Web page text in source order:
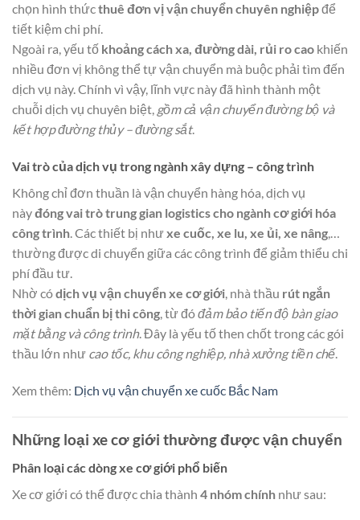
chọn hình thứcthuê đơn vị vận chuyển chuyên nghiệpđể
tiết kiệm chi phí.
Ngoài ra, yếu tố khoảng cách xa, đường dài, rủi ro cao khiến
nhiều đơn vị không thể tự vận chuyển mà buộc phải tìm đến
dịch vụ này. Chính vì vậy, lĩnh vực này đã hình thành một
chuỗi dịch vụ chuyên biệt, gồm cả vận chuyển đường bộ và
kết hợp đường thủy – đường sắt.
Vai trò của dịch vụ trong ngành xây dựng – công trình
Không chỉ đơn thuần là vận chuyển hàng hóa, dịch vụ
nàyđóng vai trò trung gian logistics cho ngành cơ giới hóa
công trình . Các thiết bị nhưxe cuốc, xe lu, xe ủi, xe nâng
thường được di chuyển giữa các công trình để giảm thiểu chi
phí đầu tư.
Nhờ códịch vụ vận chuyển xe cơ giới , nhà thầu rút ngắn
thời gian chuẩn bị thi công , từ đóđảm bảo tiến độ bàn giao
mặt bằng và công trình. Đây là yếu tố then chốt trong các gói
thầu lớn như cao tốc, khu công nghiệp, nhà xưởng tiền chế.
Xem thêm: Dịch vụ vận chuyển xe cuốc Bắc Nam
Những loại xe cơ giới thường được vận chuyển
Phân loại các dòng xe cơ giới phổ biến
Xe cơ giới có thể được chia thành 4 nhóm chính như sau: